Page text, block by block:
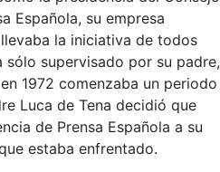
Española, su empresa
la iniciativa de todos
sólo supervisado por su padre,
1972 comenzaba un periodo
Luca de Tena decidió que
de Prensa Española a su
estaba enfrentado.